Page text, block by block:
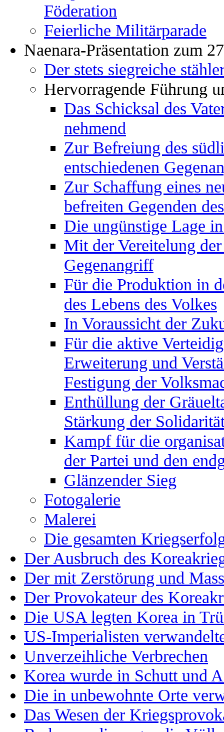
Föderation
Feierliche Militärparade
Naenara-Präsentation zum
Der stets siegreiche
Hervorragende Führung
Das Schicksal des
nehmend
Zur Befreiung des
entschiedenen
Zur Schaffung eines
befreiten Gegenden
Die ungünstige Lage
Mit der Vereitelung
Gegenangriff
Für die Produktion in
des Lebens des Volkes
In Voraussicht der
Für die aktive
Erweiterung und
Festigung der
Enthüllung der
Stärkung der
Kampf für die
der Partei und den
Glänzender Sieg
Fotogalerie
Malerei
Die gesamten
Der Ausbruch des
Der mit Zerstörung und
Der Provokateur des
Die USA legten Korea in
US-Imperialisten
Unverzeihliche Verbrechen
Korea wurde in Schutt und
Die in unbewohnte Orte
Das Wesen der